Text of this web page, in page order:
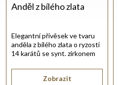
Anděl z bílého zlata
Zobrazit
Elegantní přívěsek ve tvaru
anděla z bílého zlata o ryzosti
14 karátů se synt. zirkonem